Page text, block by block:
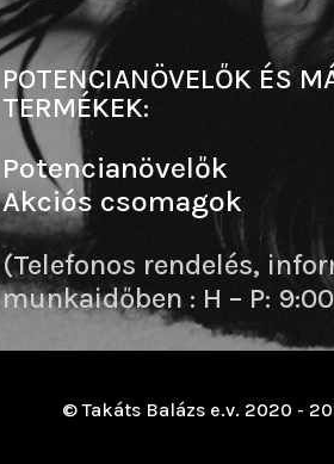
POTENCIANÖVELŐK ÉS
TERMÉKEK:
Potencianövelők
Akciós csomagok
(Telefonos rendelés,
munkaidőben : H – P:
© Takáts Balázs e.v. 2020 -